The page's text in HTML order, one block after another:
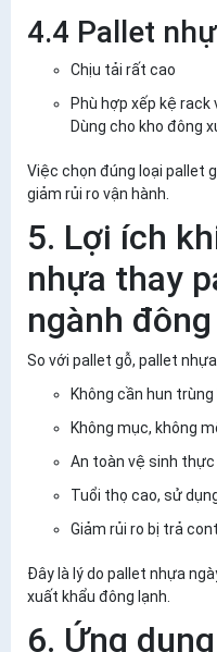
4.4 Pallet
Chịu tải rất cao
Phù hợp xếp kệ
Dùng cho kho đông
Việc chọn đúng loại pallet
giảm rủi ro vận hành.
5. Lợi ích
nhựa thay
ngành
So với pallet gỗ, pallet
Không cần hun
Không mục, không
An toàn vệ sinh thực
Tuổi thọ cao, sử
Giảm rủi ro bị trả
Đây là lý do pallet nhựa
xuất khẩu đông lạnh.
6. Ứng